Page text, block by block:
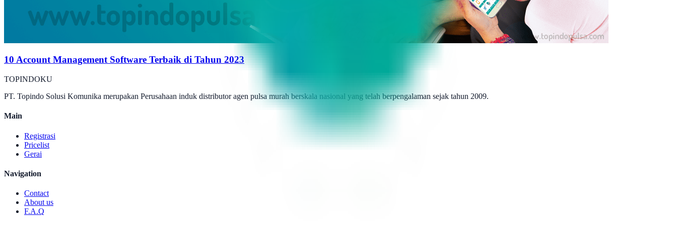
10 Account Management Software Terbaik di Tahun 2023
TOPINDOKU
PT. Topindo Solusi Komunika merupakan Perusahaan induk distributor agen pulsa murah berskala nasional yang telah berpengalaman sejak tahun 2009.
Main
Registrasi
Pricelist
Gerai
Navigation
Contact
About us
F.A.Q